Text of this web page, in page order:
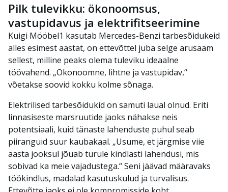
Pilk tulevikku: ökonoomsus,
vastupidavus ja elektrifitseerimine
Kuigi Mööbel1 kasutab Mercedes-Benzi tarbesõidukeid
alles esimest aastat, on ettevõttel juba selge arusaam
sellest, milline peaks olema tuleviku ideaalne
töövahend. „Ökonoomne, lihtne ja vastupidav,“
võetakse soovid kokku kolme sõnaga.
Elektrilised tarbesõidukid on samuti laual olnud. Eriti
linnasiseste marsruutide jaoks nähakse neis
potentsiaali, kuid tänaste lahenduste puhul seab
piiranguid suur kaubakaal. „Usume, et järgmise viie
aasta jooksul jõuab turule kindlasti lahendusi, mis
sobivad ka meie vajadustega.“ Seni jäävad määravaks
töökindlus, madalad kasutuskulud ja turvalisus.